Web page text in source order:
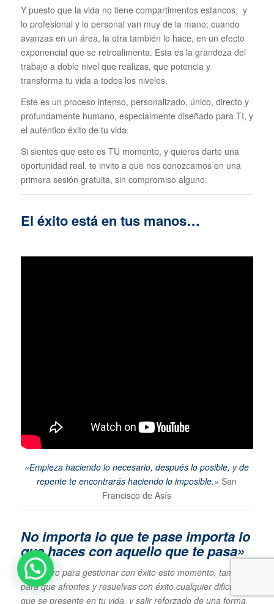
Y puesto que la vida no tiene compartimentos estancos, y
lo profesional y lo personal van muy de la mano; cuando
avanzas en un área, la otra también lo hace, en un efecto
exponencial que se retroalimenta. Esta es la grandeza del
trabajo a doble nivel que realizas, que potencia y
transforma tu vida a todos los niveles.
Este es un proceso intenso, personalizado, único, directo y
profundamente humano, especialmente diseñado para TI, y
el auténtico éxito de tu vida.
Si sientes que este es TU momento, y quieres darte una
oportunidad real, te invito a que nos conozcamos en una
primera sesión gratuita, sin compromiso alguno.
El éxito está en tus manos…
«Empieza haciendo lo necesario, después lo posible, y de
repente te encontrarás haciendo lo imposible.» San
Francisco de Asís
No importa lo que te pase importa lo
que haces con aquello que te pasa»
Te espero para gestionar con éxito este momento, también
para que afrontes y resuelvas con éxito cualquier dificultad
que se presente en tu vida, y salir reforzado de una forma